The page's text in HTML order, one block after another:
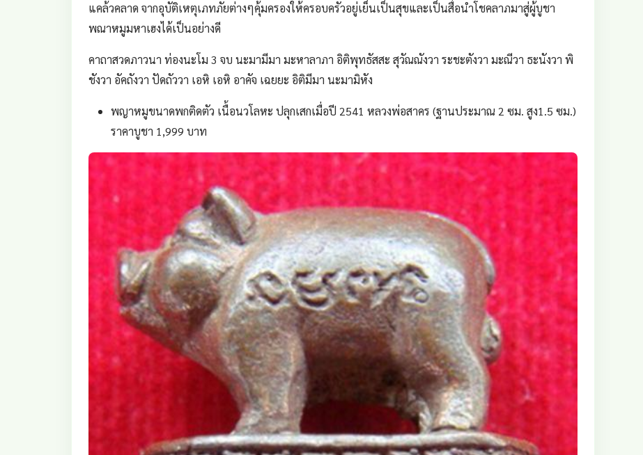
แคล้วคลาด จากอุบัติเหตุเภทภัยต่างๆคุ้มครองให้ครอบครัวอยู่เย็นเป็นสุขและเป็นสื่อนำโชคลาภมาสู่ผู้บูชา
พณาหมูมหาเฮงได้เป็นอย่างดี
คาถาสวดภาวนา ท่องนะโม 3 จบ นะมามีมา มะหาลาภา อิติพุทธัสสะ สุวัณณังวา ระชะตังวา มะณีวา ธะนังวา พิ
ชังวา อัคถังวา ปัดถัววา เอหิ เอหิ อาคัจ เฉยยะ อิติมีมา นะมามิหัง
พญาหมูขนาดพกติดตัว เนื้อนวโลหะ ปลุกเสกเมื่อปี 2541 หลวงพ่อสาคร (ฐานประมาณ 2 ซม. สูง1.5 ซม.)
ราคาบูชา 1,999 บาท